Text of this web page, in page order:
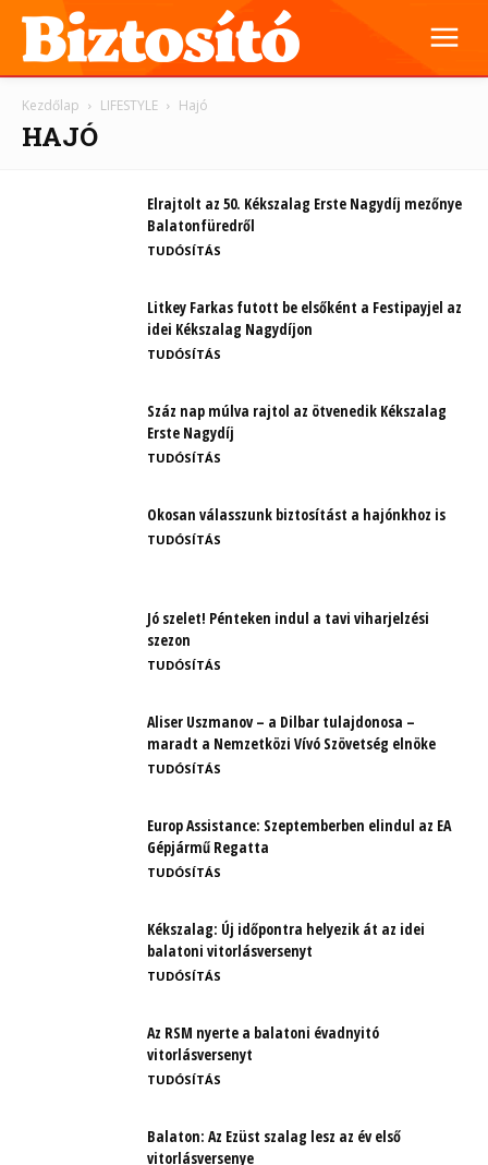
Kezdőlap LIFESTYLE Hajó
HAJÓ
Elrajtolt az 50. Kékszalag Erste Nagydíj mezőnye
Balatonfüredről
TUDÓSÍTÁS
Litkey Farkas futott be elsőként a Festipayjel az
idei Kékszalag Nagydíjon
TUDÓSÍTÁS
Száz nap múlva rajtol az ötvenedik Kékszalag
Erste Nagydíj
TUDÓSÍTÁS
Okosan válasszunk biztosítást a hajónkhoz is
TUDÓSÍTÁS
Jó szelet! Pénteken indul a tavi viharjelzési
szezon
TUDÓSÍTÁS
Aliser Uszmanov – a Dilbar tulajdonosa –
maradt a Nemzetközi Vívó Szövetség elnöke
TUDÓSÍTÁS
Europ Assistance: Szeptemberben elindul az EA
Gépjármű Regatta
TUDÓSÍTÁS
Kékszalag: Új időpontra helyezik át az idei
balatoni vitorlásversenyt
TUDÓSÍTÁS
Az RSM nyerte a balatoni évadnyitó
vitorlásversenyt
TUDÓSÍTÁS
Balaton: Az Ezüst szalag lesz az év első
vitorlásversenye